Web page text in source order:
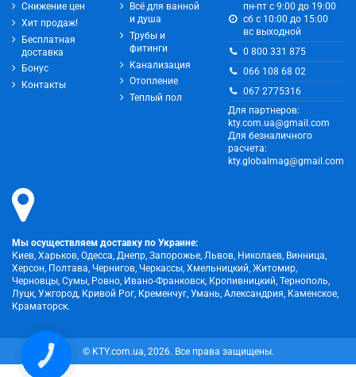
Снижение цен
Хит продаж!
Бесплатная
доставка
Бонус
Контакты
Всё для ванной
и душа
Трубы и
фитинги
Канализация
Отопление
Теплый пол
пн-пт с 9:00 до 19:00
сб с 10:00 до 15:00
вс выходной
0 800 331 875
066 108 68 02
067 2775316
Для партнеров:
kty.com.ua@gmail.com
Для безналичного
расчета:
kty.globalmag@gmail.com
Мы осуществляем доставку по Украине:
Киев, Харьков, Одесса, Днепр, Запорожье, Львов, Николаев, Винница,
Херсон, Полтава, Чернигов, Черкассы, Хмельницкий, Житомир,
Черновцы, Сумы, Ровно, Ивано-Франковск, Кропивницкий, Тернополь,
Луцк, Ужгород, Кривой Рог, Кременчуг, Умань, Александрия, Каменское,
Краматорск.
© KTY.com.ua, 2026. Все права защищены.
КНОПКА
ЗВ'ЯЗКУ